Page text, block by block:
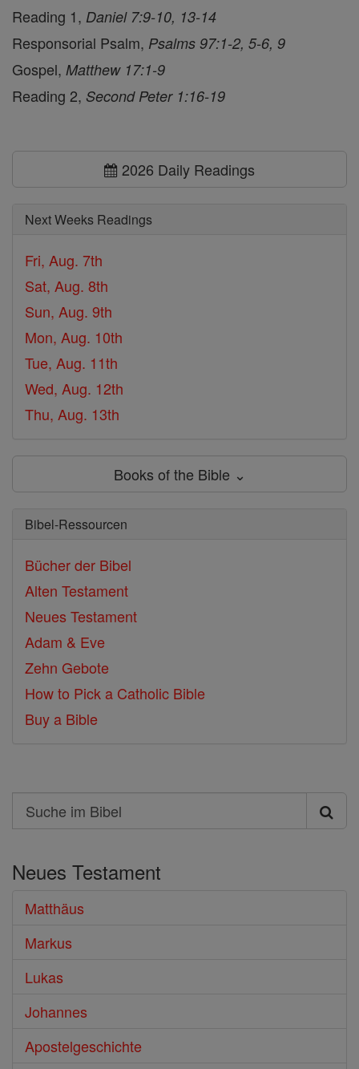
Reading 1, Daniel 7:9-10, 13-14
Responsorial Psalm, Psalms 97:1-2, 5-6, 9
Gospel, Matthew 17:1-9
Reading 2, Second Peter 1:16-19
2026 Daily Readings
Next Weeks Readings
Fri, Aug. 7th
Sat, Aug. 8th
Sun, Aug. 9th
Mon, Aug. 10th
Tue, Aug. 11th
Wed, Aug. 12th
Thu, Aug. 13th
Books of the Bible ⌄
Bibel-Ressourcen
Bücher der Bibel
Alten Testament
Neues Testament
Adam & Eve
Zehn Gebote
How to Pick a Catholic Bible
Buy a Bible
Search
Suche
Bibel
Neues Testament
Matthäus
Markus
Lukas
Johannes
Apostelgeschichte